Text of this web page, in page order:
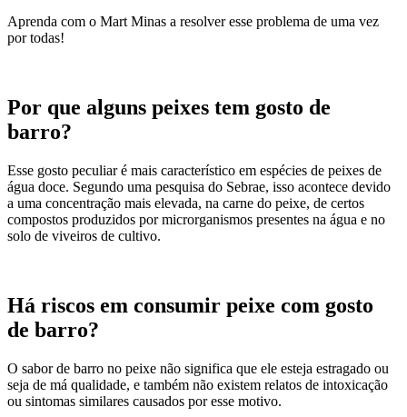
Aprenda com o Mart Minas a resolver esse problema de uma vez
por todas!
Por que alguns peixes tem gosto de
barro?
Esse gosto peculiar é mais característico em espécies de peixes de
água doce. Segundo uma pesquisa do Sebrae, isso acontece devido
a uma concentração mais elevada, na carne do peixe, de certos
compostos produzidos por microrganismos presentes na água e no
solo de viveiros de cultivo.
Há riscos em consumir peixe com gosto
de barro?
O sabor de barro no peixe não significa que ele esteja estragado ou
seja de má qualidade, e também não existem relatos de intoxicação
ou sintomas similares causados por esse motivo.